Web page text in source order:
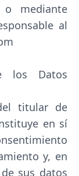
o mediante
al
los Datos
titular de
en sí
y, en
sus datos